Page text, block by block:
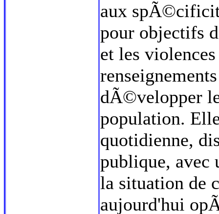
aux
pour objectifs
et les
dÃ©velopper
population.
quotidienne,
publique,
la situation de
aujourd'hui